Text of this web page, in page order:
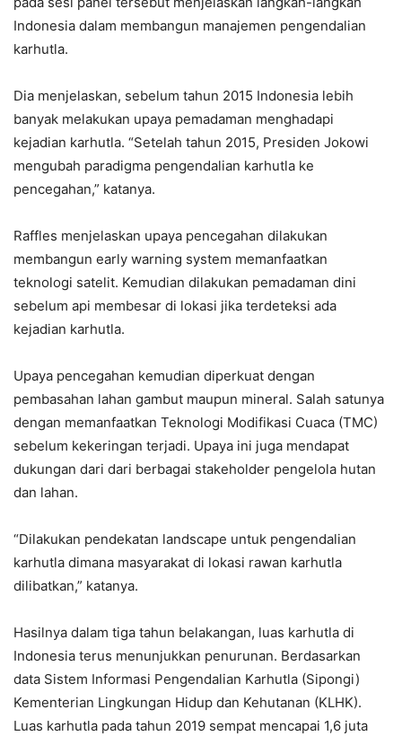
Indonesia dalam membangun manajemen pengendalian
karhutla.
Dia menjelaskan, sebelum tahun 2015 Indonesia lebih
banyak melakukan upaya pemadaman menghadapi
kejadian karhutla. “Setelah tahun 2015, Presiden Jokowi
mengubah paradigma pengendalian karhutla ke
pencegahan,” katanya.
Raffles menjelaskan upaya pencegahan dilakukan
membangun early warning system memanfaatkan
teknologi satelit. Kemudian dilakukan pemadaman dini
sebelum api membesar di lokasi jika terdeteksi ada
kejadian karhutla.
Upaya pencegahan kemudian diperkuat dengan
pembasahan lahan gambut maupun mineral. Salah satunya
dengan memanfaatkan Teknologi Modifikasi Cuaca (TMC)
sebelum kekeringan terjadi. Upaya ini juga mendapat
dukungan dari dari berbagai stakeholder pengelola hutan
dan lahan.
“Dilakukan pendekatan landscape untuk pengendalian
karhutla dimana masyarakat di lokasi rawan karhutla
dilibatkan,” katanya.
Hasilnya dalam tiga tahun belakangan, luas karhutla di
Indonesia terus menunjukkan penurunan. Berdasarkan
data Sistem Informasi Pengendalian Karhutla (Sipongi)
Kementerian Lingkungan Hidup dan Kehutanan (KLHK).
Luas karhutla pada tahun 2019 sempat mencapai 1,6 juta